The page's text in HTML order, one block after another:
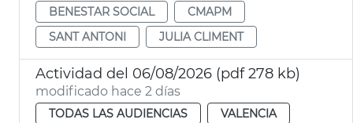
BENESTAR SOCIAL
CMAPM
SANT ANTONI
JULIA CLIMENT
Actividad del 06/08/2026 (pdf 278 kb)
modificado hace 2 días
TODAS LAS AUDIENCIAS VALENCIA